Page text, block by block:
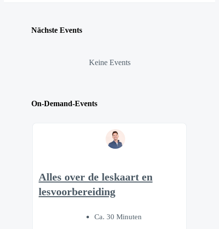
Nächste Events
Keine Events
On-Demand-Events
Alles over de leskaart en
lesvoorbereiding
Ca. 30 Minuten